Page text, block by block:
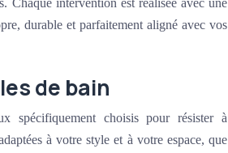
durable et parfaitement aligné avec vos
de bain
spécifiquement choisis pour résister à
à votre style et à votre espace, que